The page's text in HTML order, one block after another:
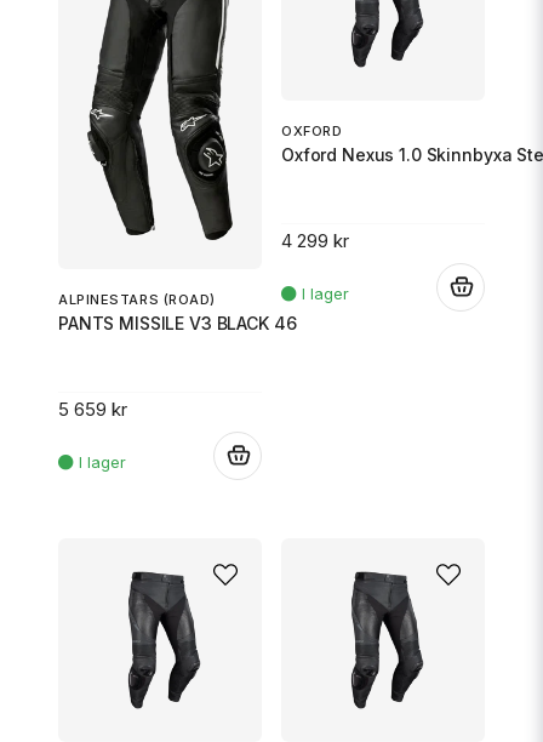
ALPINESTARS (ROAD)
PANTS MISSILE V3 BLACK 46
5 659 kr
OXFORD
Oxford Nexus 1.0 Skinnbyxa
4 299 kr